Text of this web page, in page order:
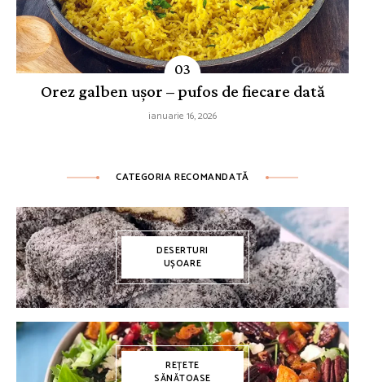
Orez galben ușor – pufos de fiecare dată
ianuarie 16, 2026
CATEGORIA RECOMANDATĂ
DESERTURI
UȘOARE
REȚETE
SĂNĂTOASE